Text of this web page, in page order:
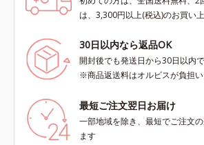
は、3,300円以上(税込)のお買い
30日以内なら返品OK
開封後でも発送日から30日以内
※商品返送料はオルビスが負担
最短ご注文翌日お届け
一部地域を除き、最短でご注文
ます